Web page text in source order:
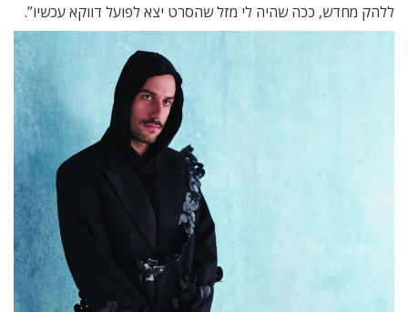
ללהק מחדש, ככה שהיה לי מזל שהסרט יצא לפועל דווקא עכשיו”.